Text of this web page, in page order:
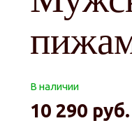
В наличии
10 290 руб.